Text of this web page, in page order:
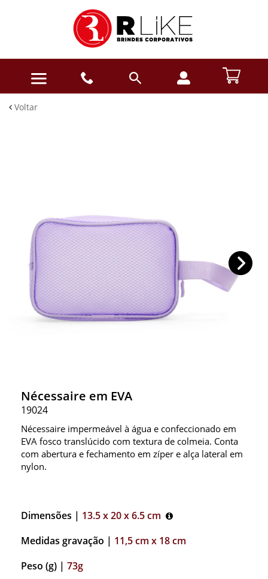
Voltar
Nécessaire em EVA
19024
Nécessaire impermeável à água e confeccionado em
EVA fosco translúcido com textura de colmeia. Conta
com abertura e fechamento em zíper e alça lateral em
nylon.
Dimensões | 13.5 x 20 x 6.5 cm
Medidas gravação | 11,5 cm x 18 cm
Peso (g) | 73g